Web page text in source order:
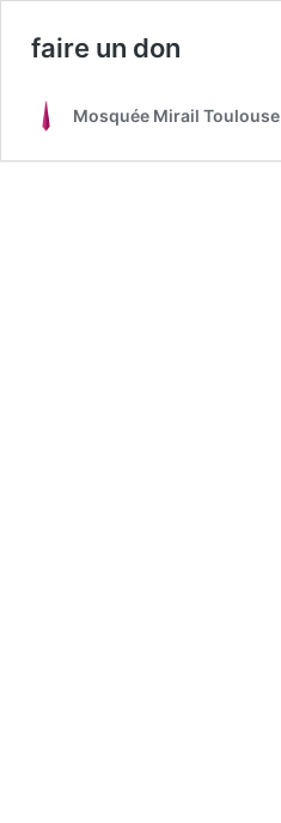
faire un don
Mosquée Mirail Toulouse